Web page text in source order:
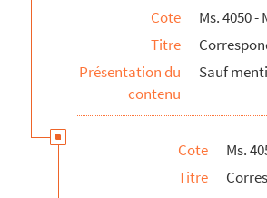
Cote
Ms. 4050 -
Titre
Présentation du
contenu
Sauf
Cote
Ms.
Titre